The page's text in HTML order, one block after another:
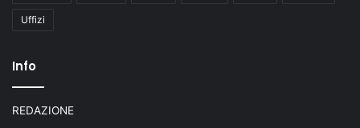
Uffizi
Info
REDAZIONE